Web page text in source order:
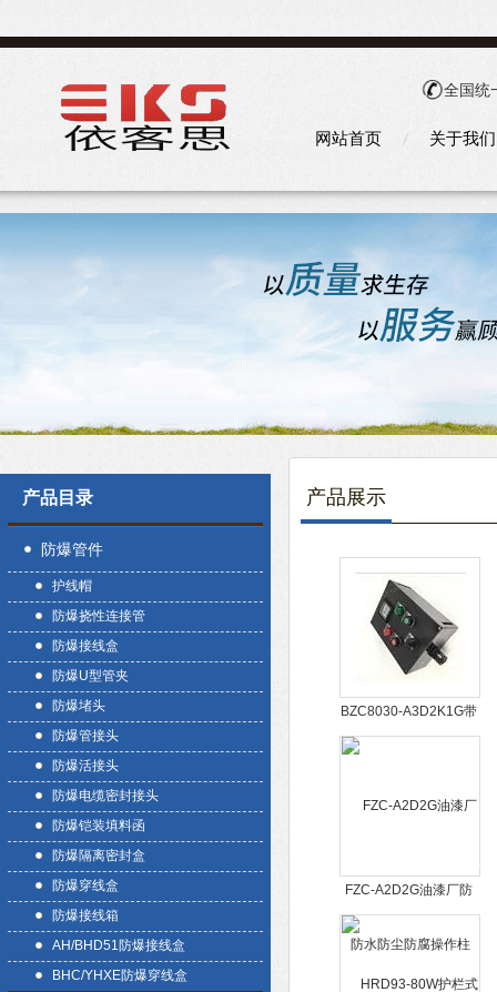
全国统
网站首页 关于我们
产品目录
防爆管件
护线帽
防爆挠性连接管
防爆接线盒
防爆U型管夹
防爆堵头
防爆管接头
防爆活接头
防爆电缆密封接头
防爆铠装填料函
防爆隔离密封盒
防爆穿线盒
防爆接线箱
AH/BHD51防爆接线盒
BHC/YHXE防爆穿线盒
产品展示
BZC8030-A3D2K1G带
电流表防爆防腐操作柱
FZC-A2D2G油漆厂防
水防尘防腐操作柱